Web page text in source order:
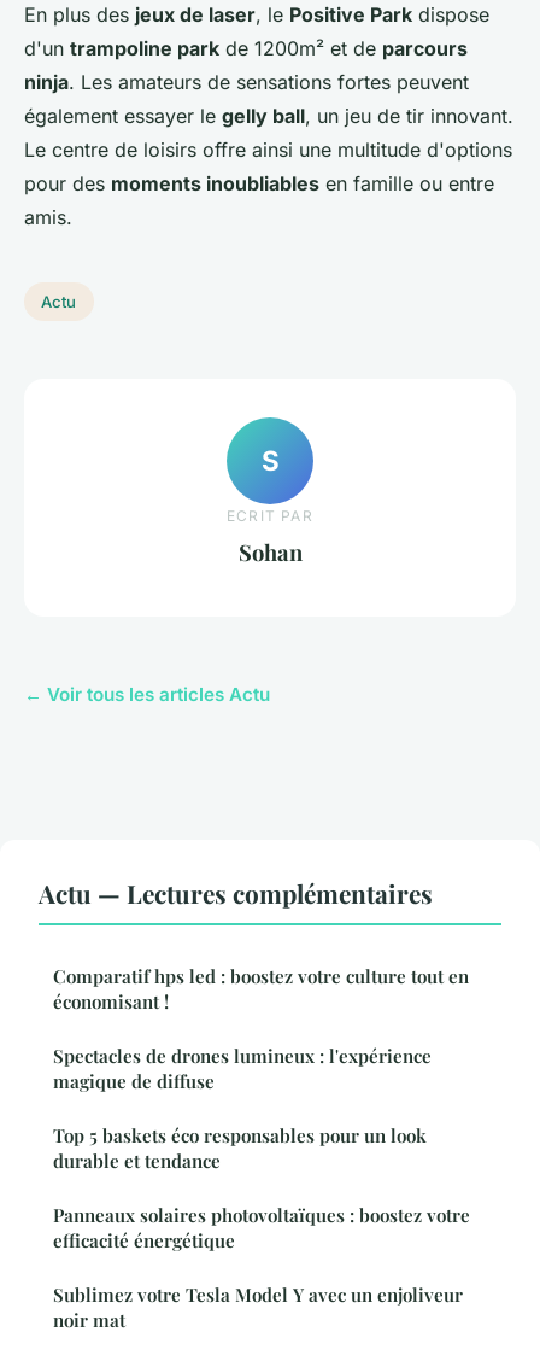
En plus des jeux de laser, le Positive Park dispose
d'un trampoline park de 1200m² et de parcours
ninja. Les amateurs de sensations fortes peuvent
également essayer le gelly ball, un jeu de tir innovant.
Le centre de loisirs offre ainsi une multitude d'options
pour des moments inoubliables en famille ou entre
amis.
Actu
S
ECRIT PAR
Sohan
← Voir tous les articles Actu
Actu — Lectures complémentaires
Comparatif hps led : boostez votre culture tout en
économisant !
Spectacles de drones lumineux : l'expérience
magique de diffuse
Top 5 baskets éco responsables pour un look
durable et tendance
Panneaux solaires photovoltaïques : boostez votre
efficacité énergétique
Sublimez votre Tesla Model Y avec un enjoliveur
noir mat